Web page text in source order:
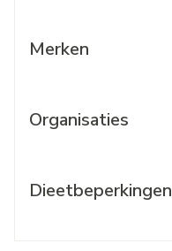
Merken
Organisaties
Dieetbeperkingen